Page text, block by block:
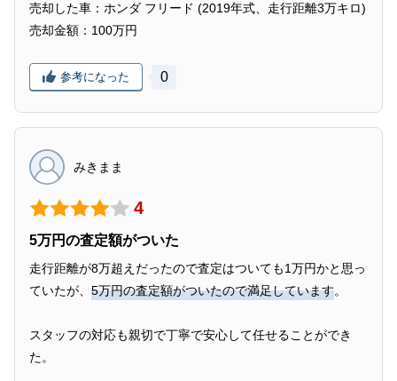
売却した車：ホンダ フリード (2019年式、走行距離3万キロ)
売却金額：100万円
参考になった 0
みきまま
4
5万円の査定額がついた
走行距離が8万超えだったので査定はついても1万円かと思っ
ていたが、 5万円の査定額がついたので満足しています。
スタッフの対応も親切で丁寧で安心して任せることができ
た。